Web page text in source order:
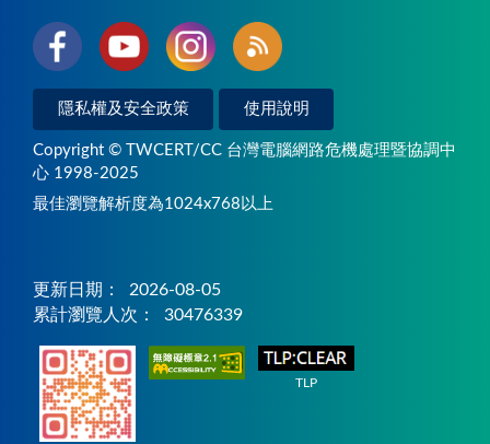
隱私權及安全政策 使用說明
Copyright © TWCERT/CC 台灣電腦網路危機處理暨協調中
心 1998-2025
最佳瀏覽解析度為1024x768以上
更新日期：
2026-08-05
累計瀏覽人次：
30476339
TLP